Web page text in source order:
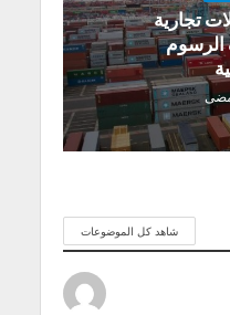
تجارية
الرسوم
شاهد كل الموضوعات